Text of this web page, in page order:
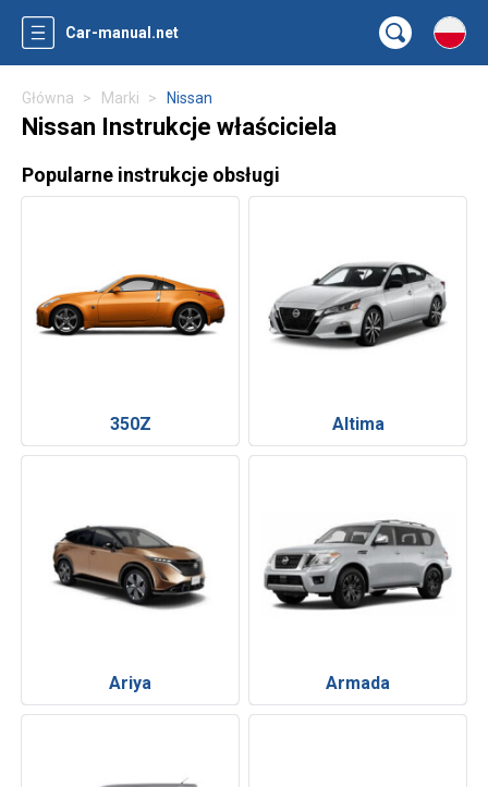
Car-manual.net
Główna Marki Nissan
Nissan Instrukcje właściciela
Popularne instrukcje obsługi
350Z Altima
Ariya Armada